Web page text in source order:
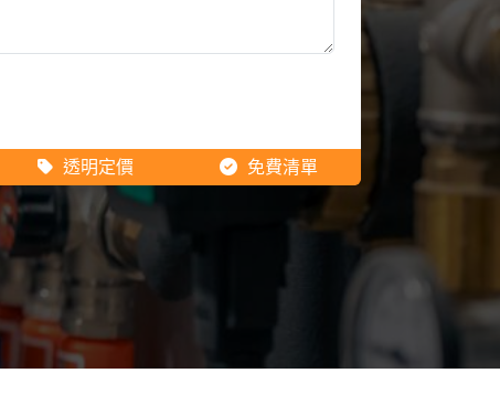
透明定價 免費清單